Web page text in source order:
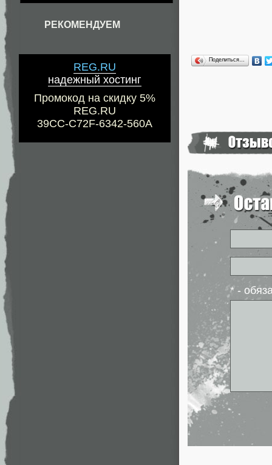
РЕКОМЕНДУЕМ
REG.RU
надежный хостинг
Промокод на скидку 5%
REG.RU
39CC-C72F-6342-560A
Поделиться…
* -